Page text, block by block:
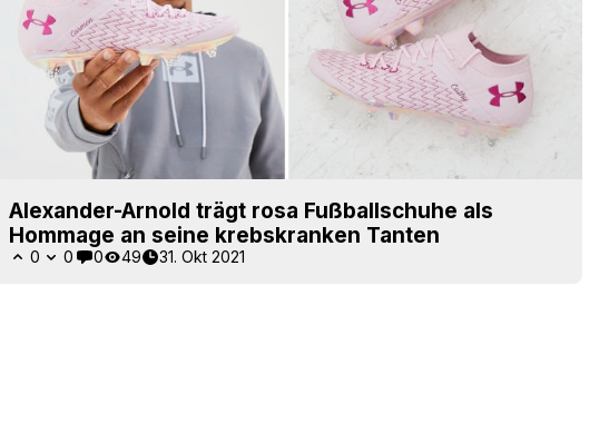
Alexander-Arnold trägt rosa Fußballschuhe als
Hommage an seine krebskranken Tanten
0 0 0 49 31. Okt 2021